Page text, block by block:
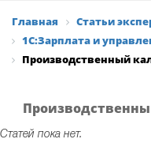
Главная Статьи
1С:Зарплата и
Производственный
Статей пока нет.